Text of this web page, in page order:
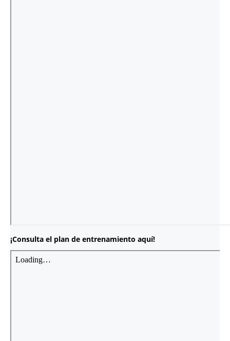
¡Consulta el plan de entrenamiento aquí!